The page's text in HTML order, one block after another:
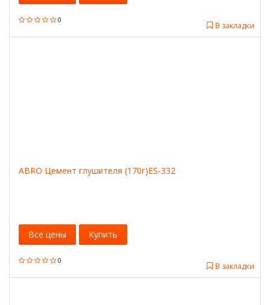
0
В закладки
ABRO Цемент глушителя (170г)ES-332
0
В закладки
Все цены Купить